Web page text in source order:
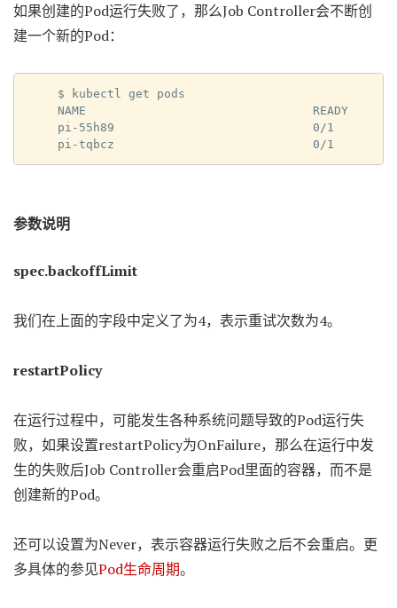
如果创建的Pod运行失败了，那么Job Controller会不断创
建一个新的Pod：
$ kubectl get pods
NAME                                READY
pi-55h89                            0/1
pi-tqbcz                            0/1
参数说明
spec.backoffLimit
我们在上面的字段中定义了为4，表示重试次数为4。
restartPolicy
在运行过程中，可能发生各种系统问题导致的Pod运行失
败，如果设置restartPolicy为OnFailure，那么在运行中发
生的失败后Job Controller会重启Pod里面的容器，而不是
创建新的Pod。
还可以设置为Never，表示容器运行失败之后不会重启。更
多具体的参见Pod生命周期。